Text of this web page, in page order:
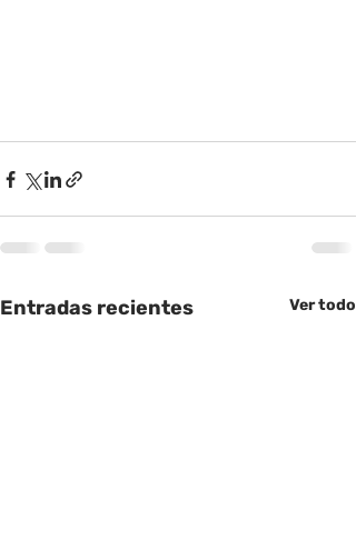
Entradas recientes Ver todo